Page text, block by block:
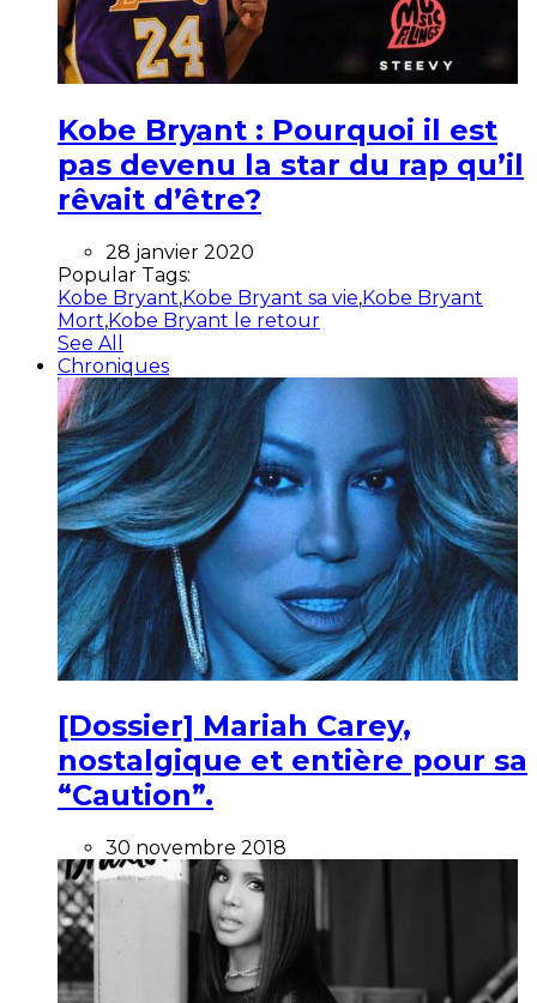
Kobe Bryant : Pourquoi il est
pas devenu la star du rap qu’il
rêvait d’être?
28 janvier 2020
Popular Tags:
Kobe Bryant,Kobe Bryant sa vie,Kobe Bryant
Mort,Kobe Bryant le retour
See All
Chroniques
[Dossier] Mariah Carey,
nostalgique et entière pour sa
“Caution”.
30 novembre 2018